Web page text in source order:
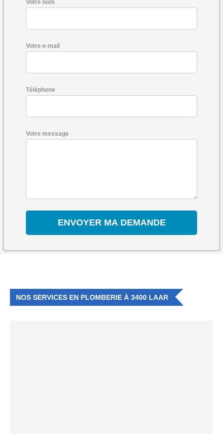
Votre nom
Votre e-mail
Téléphone
Votre message
NOS SERVICES EN PLOMBERIE À 3400 LAAR